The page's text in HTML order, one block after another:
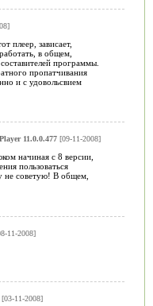
плеер, зависает,
в общем,
программы.
пропатчивания
и с удовольсвием
11.0.0.477[09-11-2008]
начиная с 8 версии,
пользоваться
не советую! В общем,
11-2008]
11-2008]